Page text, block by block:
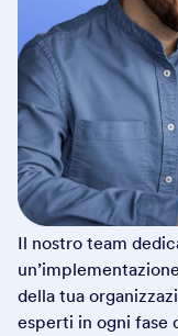
Il nostro team
della tua
esperti in ogni fase